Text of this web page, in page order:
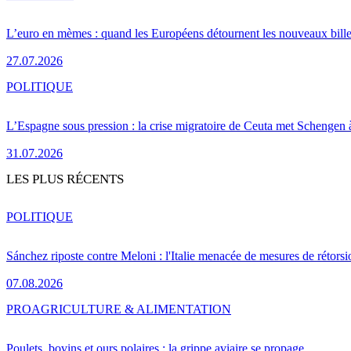
L’euro en mèmes : quand les Européens détournent les nouveaux
27.07.2026
L’Espagne sous pression : la crise migratoire de Ceuta met Schengen
31.07.2026
POLITIQUE
LES PLUS RÉCENTS
Sánchez riposte contre Meloni : l'Italie menacée de mesures de
07.08.2026
POLITIQUE
Poulets, bovins et ours polaires : la grippe aviaire se propage
PROAGRICULTURE & ALIMENTATION